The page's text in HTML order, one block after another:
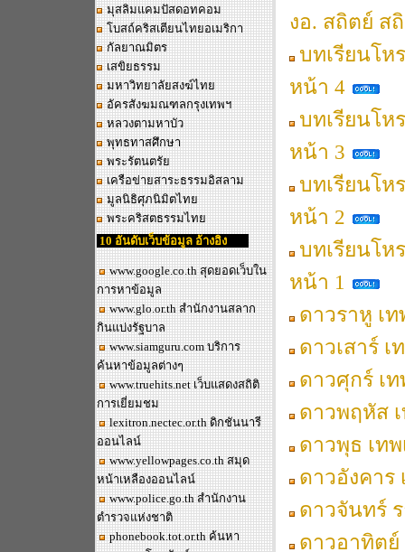
มุสลิมแคมปัสดอทคอม
โบสถ์คริสเตียนไทยอเมริกา
กัลยาณมิตร
เสขิยธรรม
มหาวิทยาลัยสงฆ์ไทย
อัครสังฆมณฑลกรุงเทพฯ
หลวงตามหาบัว
พุทธทาสศึกษา
พระรัตนตรัย
เครือข่ายสาระธรรมอิสลาม
มูลนิธิศุภนิมิตไทย
พระคริสตธรรมไทย
10 อันดับเว็บข้อมูล อ้างอิง
www.google.co.thสุดยอดเว็บใน
การหาข้อมูล
www.glo.or.th สำนักงานสลาก
กินแบ่งรัฐบาล
www.siamguru.com บริการ
ค้นหาข้อมูลต่างๆ
www.truehits.net เว็บแสดงสถิติ
การเยี่ยมชม
lexitron.nectec.or.th ดิกชันนารี
ออนไลน์
www.yellowpages.co.th สมุด
หน้าเหลืองออนไลน์
www.police.go.thสำนักงาน
ตำรวจแห่งชาติ
phonebook.tot.or.thค้นหา
งอ. สถิตย์ ส
บทเรียนโห
หน้า 4
บทเรียนโห
หน้า 3
บทเรียนโห
หน้า 2
บทเรียนโห
หน้า 1
ดาวราหู เ
ดาวเสาร์
ดาวศุกร์ เ
ดาวพฤหัส
ดาวพุธ เท
ดาวอังคาร
ดาวจันทร์
ดาวอาทิตย์